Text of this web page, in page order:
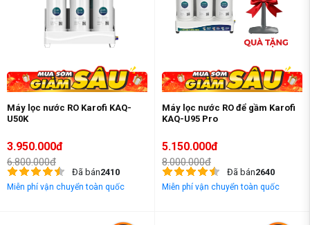
Máy lọc nước RO Karofi KAQ-
U50K
3.950.000đ
6.800.000đ
Đã bán2410
Miễn phí vận chuyển toàn quốc
Máy lọc nước RO để gầm Karofi
KAQ-U95 Pro
5.150.000đ
8.000.000đ
Đã bán2640
Miễn phí vận chuyển toàn quốc